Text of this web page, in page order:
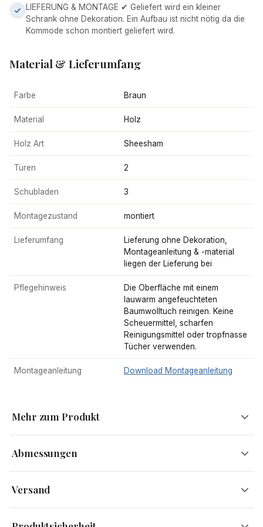
LIEFERUNG & MONTAGE ✔ Geliefert wird ein kleiner
Schrank ohne Dekoration. Ein Aufbau ist nicht nötig da die
Kommode schon montiert geliefert wird.
Material & Lieferumfang
Farbe Braun
Material Holz
Holz Art Sheesham
Türen 2
Schubladen 3
Montagezustand montiert
Lieferumfang
Lieferung ohne Dekoration,
Montageanleitung & -material
liegen der Lieferung bei
Pflegehinweis
Die Oberfläche mit einem
lauwarm angefeuchteten
Baumwolltuch reinigen. Keine
Scheuermittel, scharfen
Reinigungsmittel oder tropfnasse
Tücher verwenden.
Montageanleitung Download Montageanleitung
Mehr zum Produkt
Das Geheimnis stilvoller Möbel
In einem wundervoll warmen Braunton kommt das Sideboard
NASHA von FineBuy daher. Massivholz heißt das Material, das
aus einem einfachen Schrank einen echten Hingucker generiert.
Abmessungen
Versand